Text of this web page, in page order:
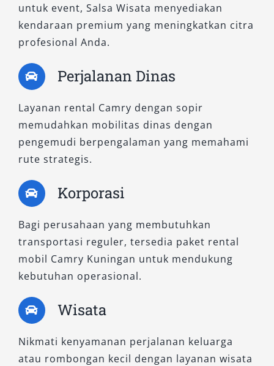
untuk event, Salsa Wisata menyediakan
kendaraan premium yang meningkatkan citra
profesional Anda.
Perjalanan Dinas
Layanan rental Camry dengan sopir
memudahkan mobilitas dinas dengan
pengemudi berpengalaman yang memahami
rute strategis.
Korporasi
Bagi perusahaan yang membutuhkan
transportasi reguler, tersedia paket rental
mobil Camry Kuningan untuk mendukung
kebutuhan operasional.
Wisata
Nikmati kenyamanan perjalanan keluarga
atau rombongan kecil dengan layanan wisata